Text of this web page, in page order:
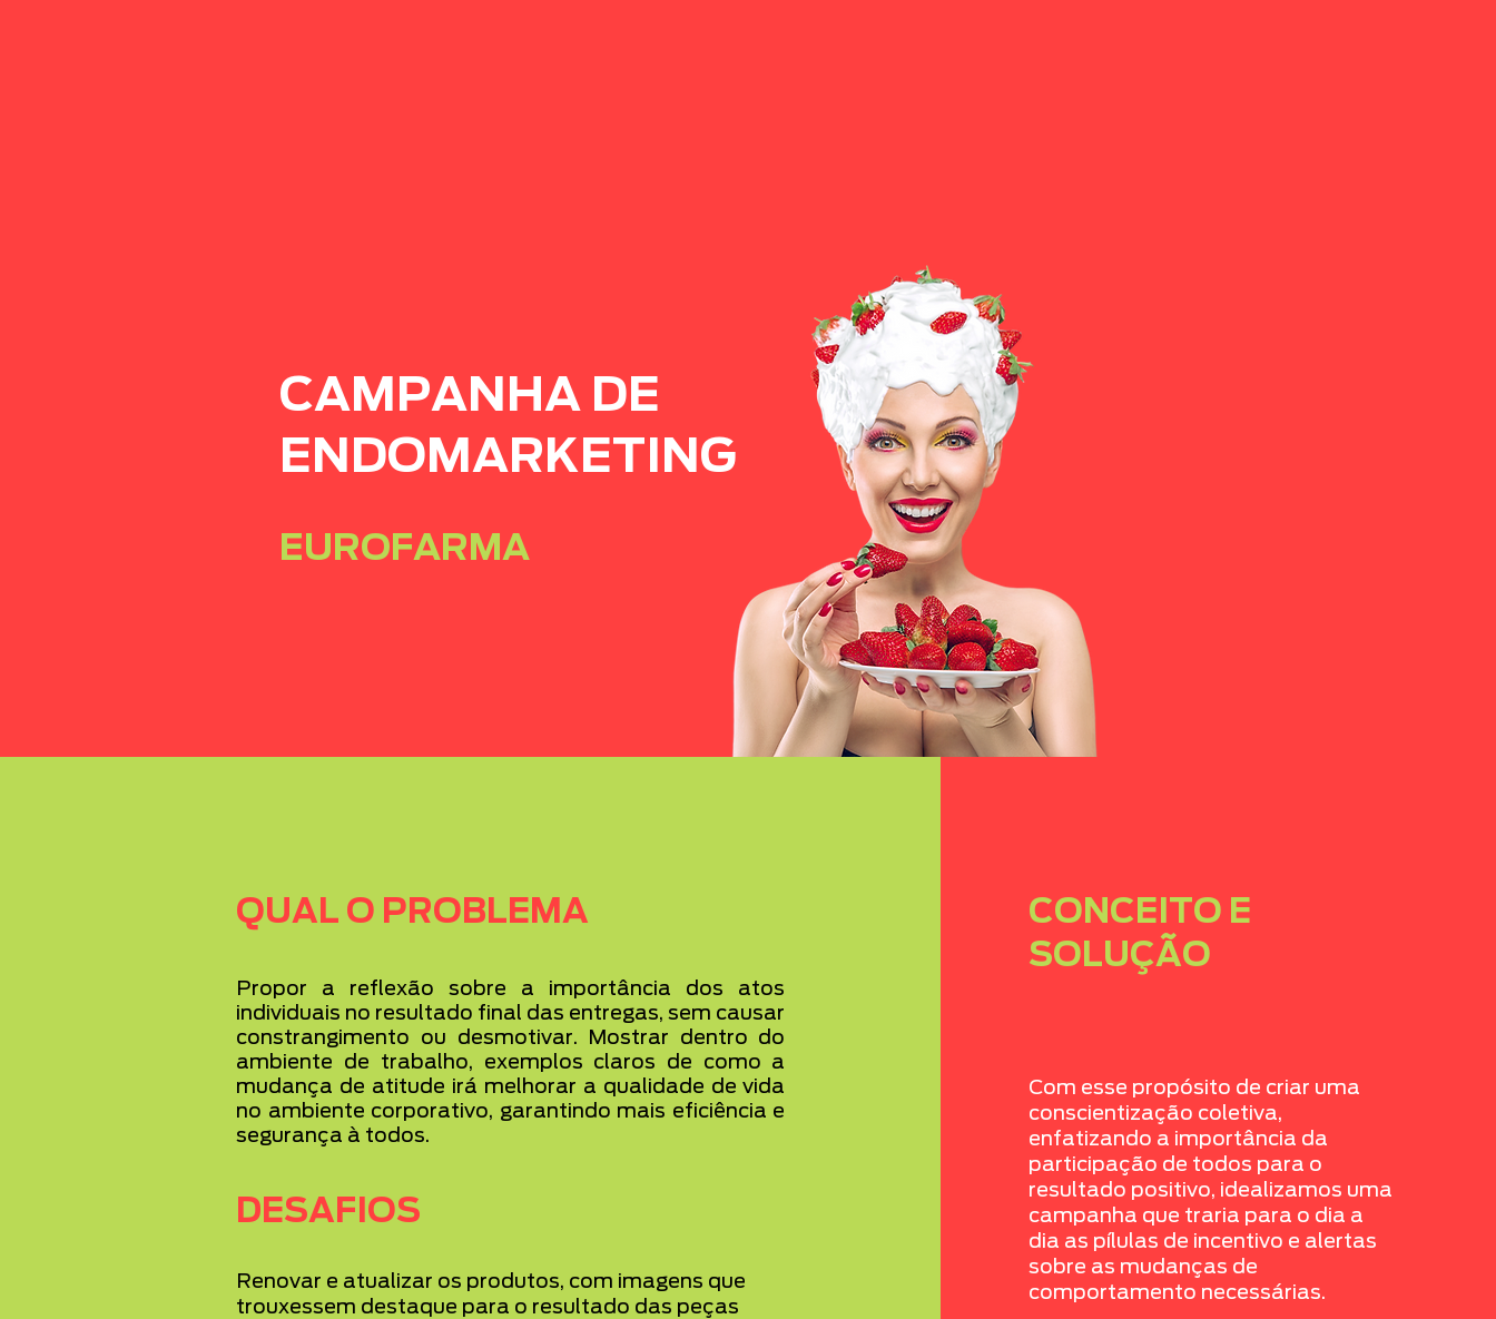
EUROFARMA
CAMPANHA DE
ENDOMARKETING
QUAL O PROBLEMA
Propor a reflexão sobre a importância dos atos
individuais no resultado final das entregas, sem causar
constrangimento ou desmotivar. Mostrar dentro do
ambiente de trabalho, exemplos claros de como a
mudança de atitude irá melhorar a qualidade de vida
no ambiente corporativo, garantindo mais eficiência e
segurança à todos.
DESAFIOS
Renovar e atualizar os produtos, com imagens que
trouxessem destaque para o resultado das peças
CONCEITO E
SOLUÇÃO
Com esse propósito de criar uma
conscientização coletiva,
enfatizando a importância da
participação de todos para o
resultado positivo, idealizamos uma
campanha que traria para o dia a
dia as pílulas de incentivo e alertas
sobre as mudanças de
comportamento necessárias.